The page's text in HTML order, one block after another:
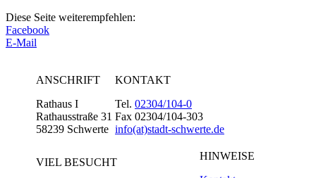
Diese Seite weiterempfehlen:
Facebook
E-Mail
ANSCHRIFT
Rathaus I
Rathausstraße 31
58239 Schwerte
KONTAKT
Tel. 02304/104-0
Fax 02304/104-303
info(at)stadt-schwerte.de
VIEL BESUCHT
HINWEISE